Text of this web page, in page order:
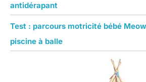
antidérapant
Test : parcours motricité bébé
piscine à balle